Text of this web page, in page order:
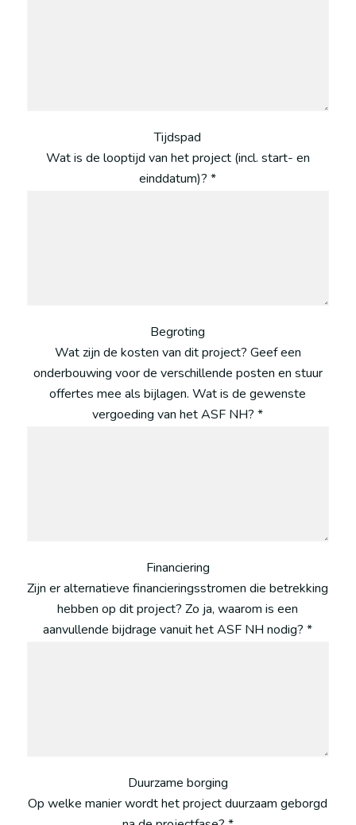
Tijdspad
Wat is de looptijd van het project (incl. start- en
einddatum)? *
Begroting
Wat zijn de kosten van dit project? Geef een
onderbouwing voor de verschillende posten en stuur
offertes mee als bijlagen. Wat is de gewenste
vergoeding van het ASF NH? *
Financiering
Zijn er alternatieve financieringsstromen die betrekking
hebben op dit project? Zo ja, waarom is een
aanvullende bijdrage vanuit het ASF NH nodig? *
Duurzame borging
Op welke manier wordt het project duurzaam geborgd